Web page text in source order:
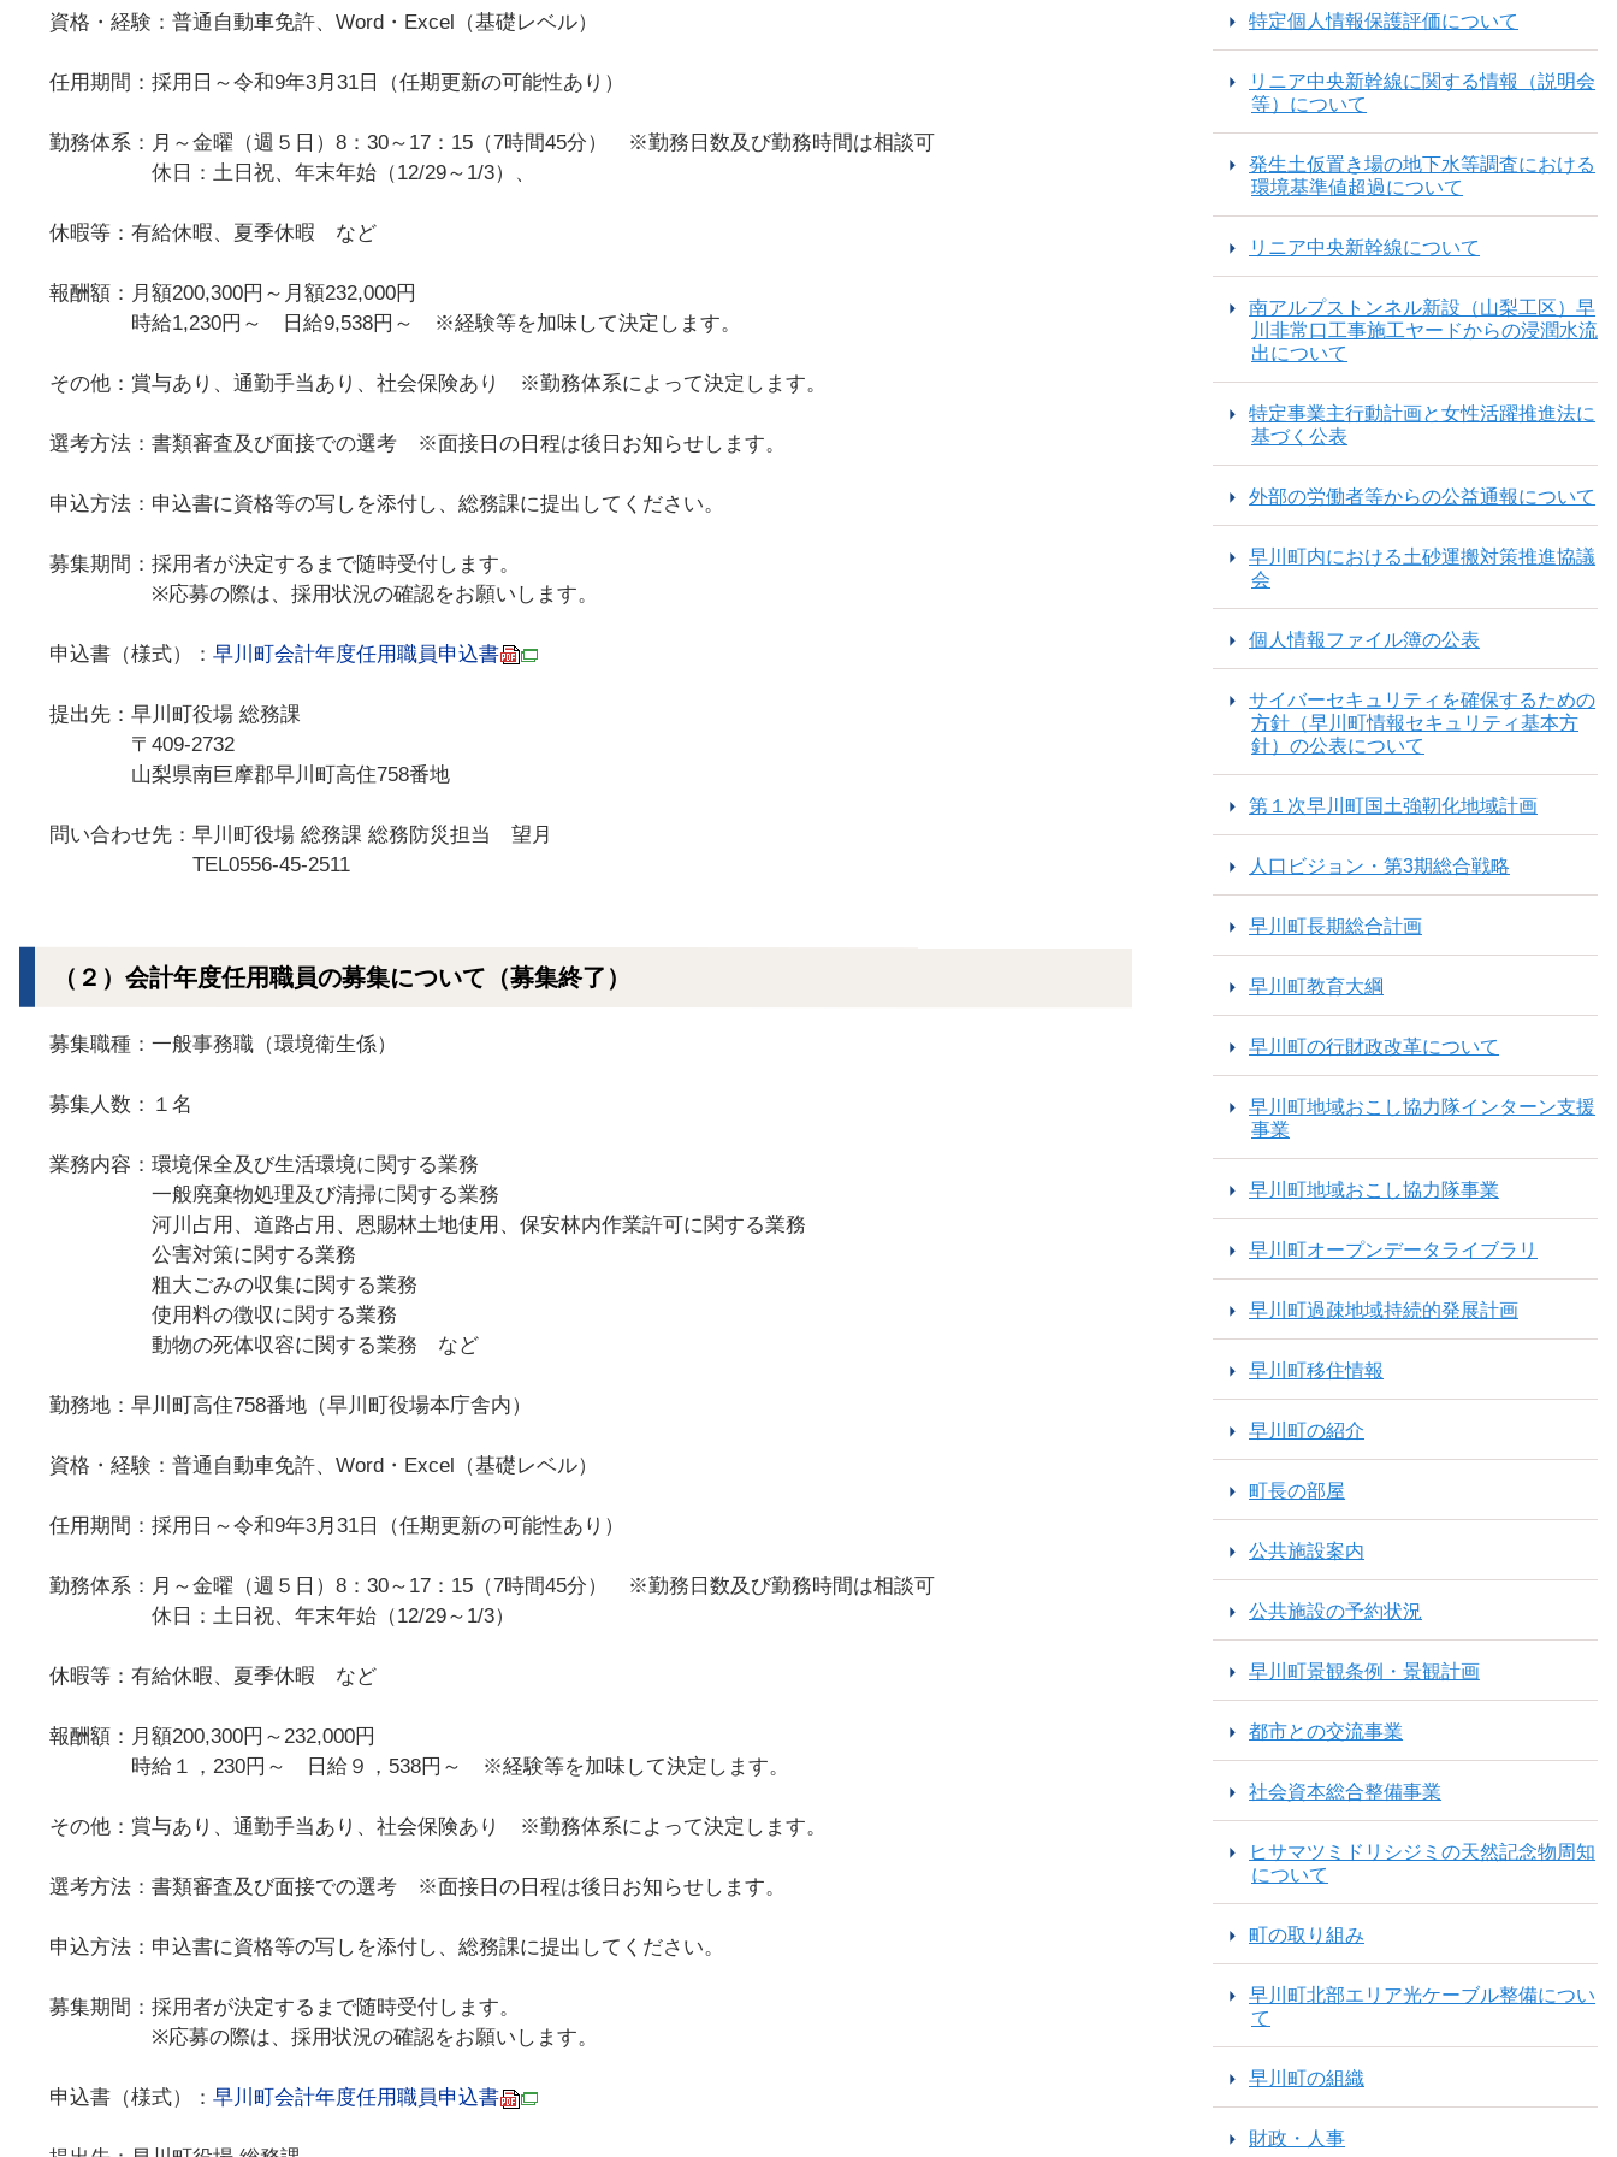
資格・経験：普通自動車免許、Word・Excel（基礎レベル）
任用期間：採用日～令和9年3月31日（任期更新の可能性あり）
勤務体系：月～金曜（週５日）8：30～17：15（7時間45分） ※勤務日数及び勤務時間は相談可
休日：土日祝、年末年始（12/29～1/3）、
休暇等：有給休暇、夏季休暇 など
報酬額：月額200,300円～月額232,000円
時給1,230円～ 日給9,538円～ ※経験等を加味して決定します。
その他：賞与あり、通勤手当あり、社会保険あり ※勤務体系によって決定します。
選考方法：書類審査及び面接での選考 ※面接日の日程は後日お知らせします。
申込方法：申込書に資格等の写しを添付し、総務課に提出してください。
募集期間：採用者が決定するまで随時受付します。
※応募の際は、採用状況の確認をお願いします。
申込書（様式）： 早川町会計年度任用職員申込書
提出先：早川町役場 総務課
〒409-2732
山梨県南巨摩郡早川町高住758番地
問い合わせ先：早川町役場 総務課 総務防災担当 望月
TEL0556-45-2511
（２）会計年度任用職員の募集について（募集終了）
募集職種：一般事務職（環境衛生係）
募集人数：１名
業務内容：環境保全及び生活環境に関する業務
一般廃棄物処理及び清掃に関する業務
河川占用、道路占用、恩賜林土地使用、保安林内作業許可に関する業務
公害対策に関する業務
粗大ごみの収集に関する業務
使用料の徴収に関する業務
動物の死体収容に関する業務 など
勤務地：早川町高住758番地（早川町役場本庁舎内）
資格・経験：普通自動車免許、Word・Excel（基礎レベル）
任用期間：採用日～令和9年3月31日（任期更新の可能性あり）
勤務体系：月～金曜（週５日）8：30～17：15（7時間45分） ※勤務日数及び勤務時間は相談可
休日：土日祝、年末年始（12/29～1/3）
休暇等：有給休暇、夏季休暇 など
報酬額：月額200,300円～232,000円
時給１，230円～ 日給９，538円～ ※経験等を加味して決定します。
その他：賞与あり、通勤手当あり、社会保険あり ※勤務体系によって決定します。
選考方法：書類審査及び面接での選考 ※面接日の日程は後日お知らせします。
申込方法：申込書に資格等の写しを添付し、総務課に提出してください。
募集期間：採用者が決定するまで随時受付します。
※応募の際は、採用状況の確認をお願いします。
申込書（様式）： 早川町会計年度任用職員申込書
特定個人情報保護評価について
リニア中央新幹線に関する情報（説明会
等）について
発生土仮置き場の地下水等調査における
環境基準値超過について
リニア中央新幹線について
南アルプストンネル新設（山梨工区）早
川非常口工事施工ヤードからの浸潤水流
出について
特定事業主行動計画と女性活躍推進法に
基づく公表
外部の労働者等からの公益通報について
早川町内における土砂運搬対策推進協議
会
個人情報ファイル簿の公表
サイバーセキュリティを確保するための
方針（早川町情報セキュリティ基本方
針）の公表について
第１次早川町国土強靭化地域計画
人口ビジョン・第3期総合戦略
早川町長期総合計画
早川町教育大綱
早川町の行財政改革について
早川町地域おこし協力隊インターン支援
事業
早川町地域おこし協力隊事業
早川町オープンデータライブラリ
早川町過疎地域持続的発展計画
早川町移住情報
早川町の紹介
町長の部屋
公共施設案内
公共施設の予約状況
早川町景観条例・景観計画
都市との交流事業
社会資本総合整備事業
ヒサマツミドリシジミの天然記念物周知
について
町の取り組み
早川町北部エリア光ケーブル整備につい
て
早川町の組織
財政・人事